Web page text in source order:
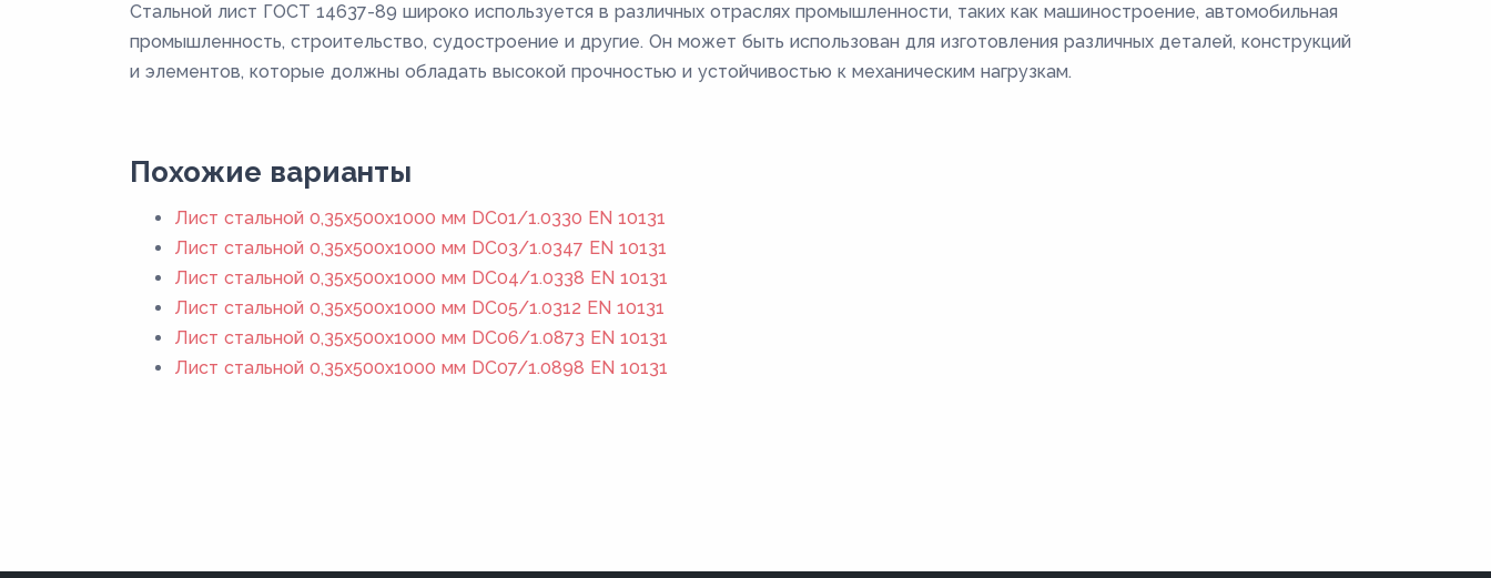
Стальной лист ГОСТ 14637-89 широко используется в различных отраслях промышленности, таких как машиностроение, автомобильная
промышленность, строительство, судостроение и другие. Он может быть использован для изготовления различных деталей, конструкций
и элементов, которые должны обладать высокой прочностью и устойчивостью к механическим нагрузкам.
Похожие варианты
Лист стальной 0,35х500х1000 мм DC01/1.0330 EN 10131
Лист стальной 0,35х500х1000 мм DC03/1.0347 EN 10131
Лист стальной 0,35х500х1000 мм DC04/1.0338 EN 10131
Лист стальной 0,35х500х1000 мм DC05/1.0312 EN 10131
Лист стальной 0,35х500х1000 мм DC06/1.0873 EN 10131
Лист стальной 0,35х500х1000 мм DC07/1.0898 EN 10131